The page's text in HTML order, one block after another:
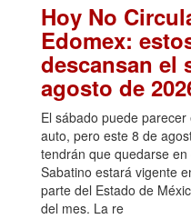
Hoy No
Edomex:
descansan el
agosto de
El sábado puede
auto, pero este 8 de
tendrán que quedarse
Sabatino estará vigente
parte del Estado de
del mes. La re